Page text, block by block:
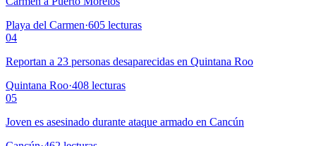
Playa del Carmen·605 lecturas
04
Reportan a 23 personas desaparecidas en Quintana Roo
Quintana Roo·408 lecturas
05
Joven es asesinado durante ataque armado en Cancún